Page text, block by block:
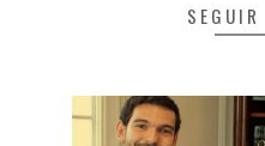
SEGUIR